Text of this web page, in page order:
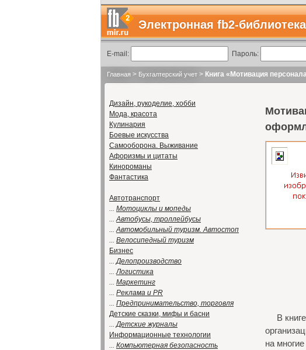
Электронная fb2-библиотека
E-mail: Пароль:
Главная > Бухгалтерский учет > Книга «Мотивация
Дизайн, рукоделие, хобби
Мода, красота
Кулинария
Боевые искусства
Самооборона. Выживание
Афоризмы и цитаты
Кинороманы
Фантастика
Автотранспорт
... Мотоциклы и мопеды
...Автобусы, троллейбусы
...Автомобильный туризм. Автостоп
... Велосипедный туризм
Бизнес
...Делопроизводство
...Логистика
... Маркетинг
... Реклама и PR
... Предпринимательство, торговля
Детские сказки, мифы и басни
...Детские журналы
Информационные технологии
... Компьютерная безопасность
В
на